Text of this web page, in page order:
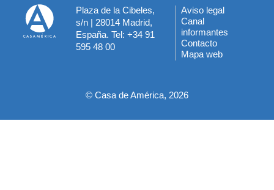
Plaza de la Cibeles,
s/n | 28014 Madrid,
España. Tel: +34 91
595 48 00
Menú
del
pie
Aviso legal
Canal
informantes
Contacto
Mapa web
© Casa de América, 2026